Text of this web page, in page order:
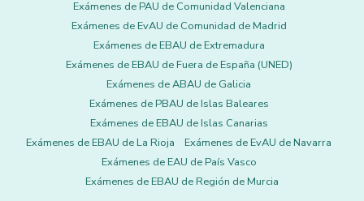
Exámenes de PAU de Comunidad Valenciana
Exámenes de EvAU de Comunidad de Madrid
Exámenes de EBAU de Extremadura
Exámenes de EBAU de Fuera de España (UNED)
Exámenes de ABAU de Galicia
Exámenes de PBAU de Islas Baleares
Exámenes de EBAU de Islas Canarias
Exámenes de EBAU de La Rioja
Exámenes de EvAU de Navarra
Exámenes de EAU de País Vasco
Exámenes de EBAU de Región de Murcia